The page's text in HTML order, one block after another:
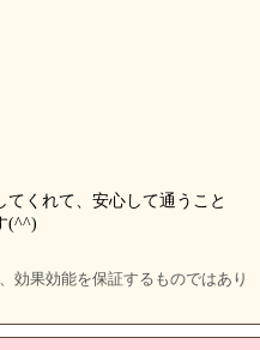
くれて、安心して通うこと
(^^)
効果効能を保証するものではあり